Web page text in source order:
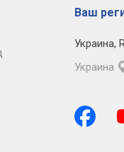
Ваш
Украина,
Украина